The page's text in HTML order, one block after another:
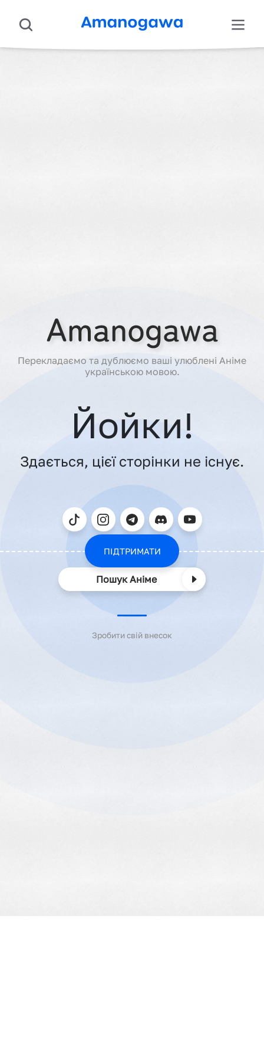
Аніме Про нас Підтримати
Перекладаємо та дублюємо ваші улюблені Аніме
українською мовою.
Йойки!
Здається, цієї сторінки не існує.
ПІДТРИМАТИ
Пошук Аніме
Зробити свій внесок